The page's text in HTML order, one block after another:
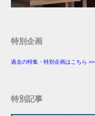
特別企画
過去の特集・特別企画はこちら >>
特別記事